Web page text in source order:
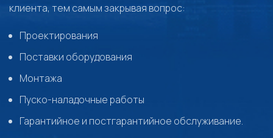
клиента, тем самым закрывая вопрос:
Проектирования
Поставки оборудования
Монтажа
Пуско-наладочные работы
Гарантийное и постгарантийное обслуживание.